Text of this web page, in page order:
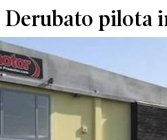
Derubato pilota